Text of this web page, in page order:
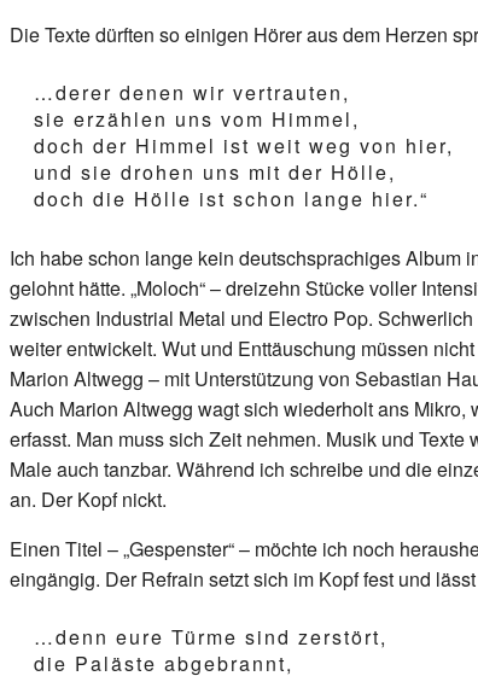
Die Texte dürften so einigen Hörer aus dem Herzen
…derer denen wir vertrauten,
sie erzählen uns vom Himmel,
doch der Himmel ist weit weg von hier,
und sie drohen uns mit der Hölle,
doch die Hölle ist schon lange hier.“
Ich habe schon lange kein deutschsprachiges Album
gelohnt hätte. „Moloch“ – dreizehn Stücke voller
zwischen Industrial Metal und Electro Pop.
weiter entwickelt. Wut und Enttäuschung müssen
Marion Altwegg – mit Unterstützung von Sebastian
Auch Marion Altwegg wagt sich wiederholt ans
erfasst. Man muss sich Zeit nehmen. Musik und
Male auch tanzbar. Während ich schreibe und die
an. Der Kopf nickt.
Einen Titel – „Gespenster“ – möchte ich noch
eingängig. Der Refrain setzt sich im Kopf fest und
…denn eure Türme sind zerstört,
die Paläste abgebrannt,